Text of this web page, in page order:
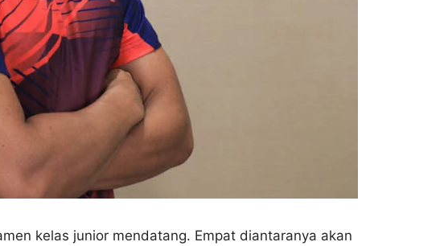
kelas junior mendatang. Empat diantaranya akan